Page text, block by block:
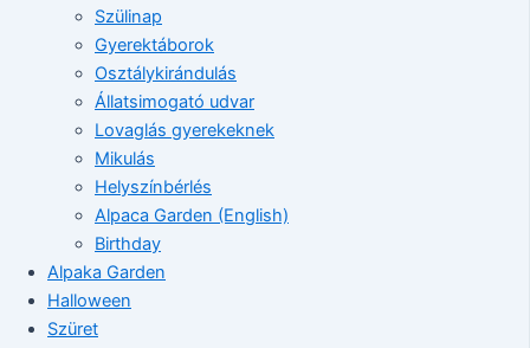
Szülinap
Gyerektáborok
Osztálykirándulás
Állatsimogató udvar
Lovaglás gyerekeknek
Mikulás
Helyszínbérlés
Alpaca Garden (English)
Birthday
Alpaka Garden
Halloween
Szüret